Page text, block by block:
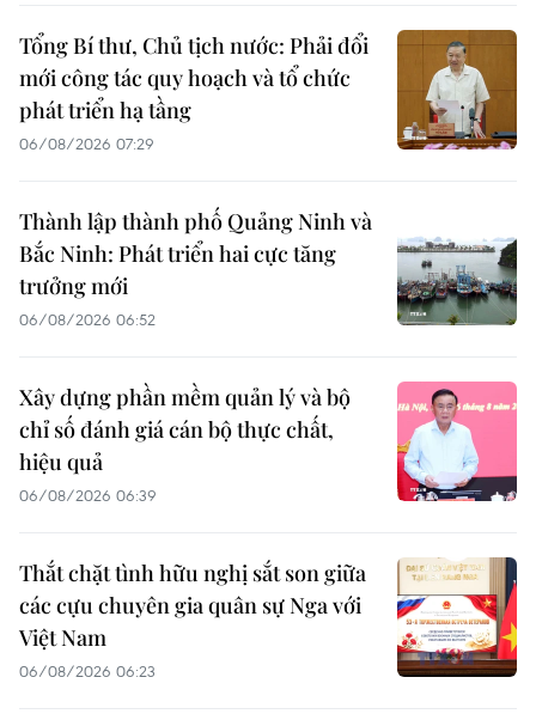
Tổng Bí thư, Chủ tịch nước: Phải đổi
mới công tác quy hoạch và tổ chức
phát triển hạ tầng
06/08/2026 07:29
Thành lập thành phố Quảng Ninh và
Bắc Ninh: Phát triển hai cực tăng
trưởng mới
06/08/2026 06:52
Xây dựng phần mềm quản lý và bộ
chỉ số đánh giá cán bộ thực chất,
hiệu quả
06/08/2026 06:39
Thắt chặt tình hữu nghị sắt son giữa
các cựu chuyên gia quân sự Nga với
Việt Nam
06/08/2026 06:23